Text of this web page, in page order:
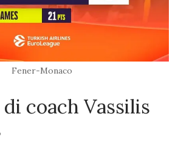
Fener-Monaco
coach Vassilis